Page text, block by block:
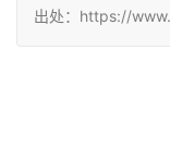
出处：https://